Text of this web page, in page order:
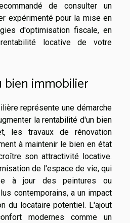
de consulter un
expérimenté pour la mise en
d'optimisation fiscale, en
locative de votre
bien immobilier
représente une démarche
la rentabilité d'un bien
les travaux de rénovation
à maintenir le bien en état
son attractivité locative.
de l'espace de vie, qui
à jour des peintures ou
contemporains, a un impact
du locataire potentiel. L'ajout
modernes comme un